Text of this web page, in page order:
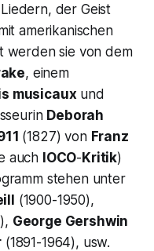
der Geist
amerikanischen
werden sie von dem
, einem
musicaux und
Deborah
(1827) von Franz
auch IOCO-Kritik)
stehen unter
(1900-1950),
George Gershwin
(1891-1964), usw.